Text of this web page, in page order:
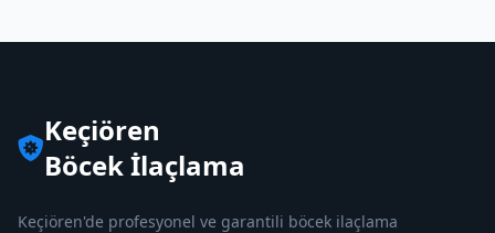
Keçiören
Böcek İlaçlama
Keçiören'de profesyonel ve garantili böcek ilaçlama